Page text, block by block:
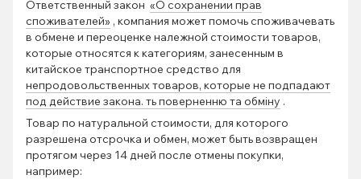
Ответственный закон «О сохранении прав
споживателей» , компания может помочь споживачевать
в обмене и переоценке належной стоимости товаров,
которые относятся к категориям, занесенным в
китайское транспортное средство для
непродовольственных товаров, которые не подпадают
под действие закона. ть поверненню та обміну .
Товар по натуральной стоимости, для которого
разрешена отсрочка и обмен, может быть возвращен
протягом через 14 дней после отмены покупки,
например: